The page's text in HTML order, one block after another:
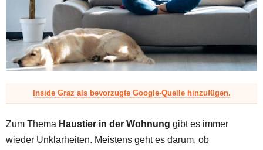
Inside Graz als bevorzugte Google-Quelle hinzufügen.
Zum Thema Haustier in der Wohnung gibt es immer
wieder Unklarheiten. Meistens geht es darum, ob